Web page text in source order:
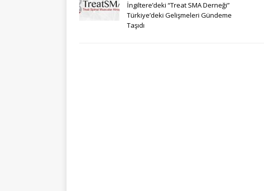
İngiltere’deki “Treat SMA Derneği”
Türkiye’deki Gelişmeleri Gündeme
Taşıdı